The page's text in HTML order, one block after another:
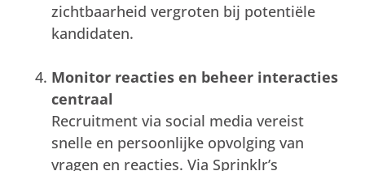
zichtbaarheid vergroten bij potentiële
kandidaten.
Monitor reacties en beheer interacties
centraal
Recruitment via social media vereist
snelle en persoonlijke opvolging van
vragen en reacties. Via Sprinklr’s